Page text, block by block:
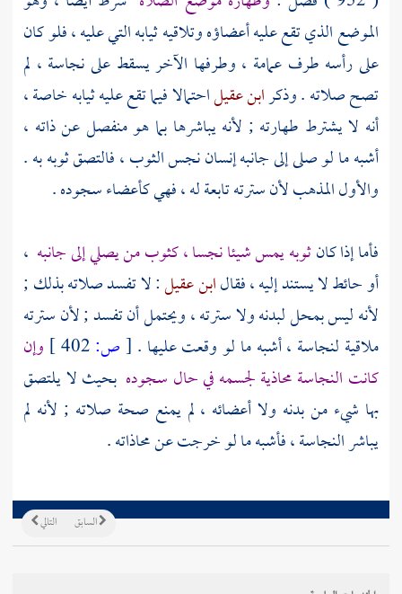
الموضع الذي تقع عليه أعضاؤه وتلاقيه ثيابه التي عليه ، فلو كان
على رأسه طرف عمامة ، وطرفها الآخر يسقط على نجاسة ، لم
تصح صلاته . وذكرابن عقيلاحتمالا فيما تقع عليه ثيابه خاصة ،
أنه لا يشترط طهارته ; لأنه يباشرها بما هو منفصل عن ذاته ،
أشبه ما لو صلى إلى جانبه إنسان نجس الثوب ، فالتصق ثوبه به .
والأول المذهب لأن سترته تابعة له ، فهي كأعضاء سجوده .
فأما إذا كانثوبه يمس شيئا نجسا ، كثوب من يصلي إلى جانبه ،
أو حائط لا يستند إليه ، فقالابن عقيل: لا تفسد صلاته بذلك ;
لأنه ليس بمحل لبدنه ولا سترته ، ويحتمل أن تفسد ; لأن سترته
ملاقية لنجاسة ، أشبه ما لو وقعت عليها . [ص:
وإن
كانت النجاسة محاذية لجسمه في حال سجوده بحيث لا يلتصق
بها شيء من بدنه ولا أعضائه ، لم يمنع صحة صلاته ; لأنه لم
يباشر النجاسة ، فأشبه ما لو خرجت عن محاذاته .
التالي السابق